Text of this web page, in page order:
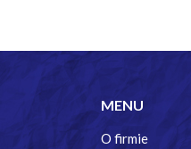
MENU
O firmie